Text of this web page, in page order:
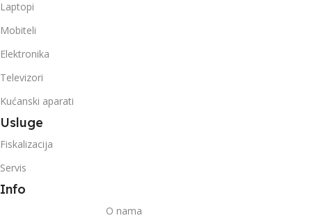
Laptopi
Mobiteli
Elektronika
Televizori
Kućanski aparati
Usluge
Fiskalizacija
Servis
Info
O nama